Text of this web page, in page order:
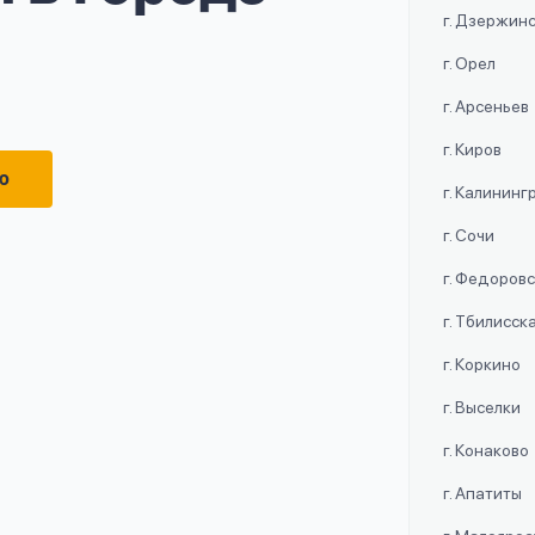
г.
г. Орел
г. Арсеньев
г. Киров
г.
г. Сочи
г.
г.
г. Коркино
г. Выселки
г. Конаково
г. Апатиты